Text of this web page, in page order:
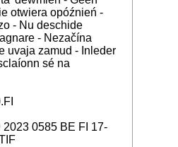
otwiera opóźnień -
- Nu deschide
- Nezačína
uvaja zamud - Inleder
sé na
2023 0585 BE FI 17-